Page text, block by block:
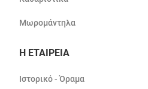
Μωρομάντηλα
Η ΕΤΑΙΡΕΙΑ
Ιστορικό - Όραμα